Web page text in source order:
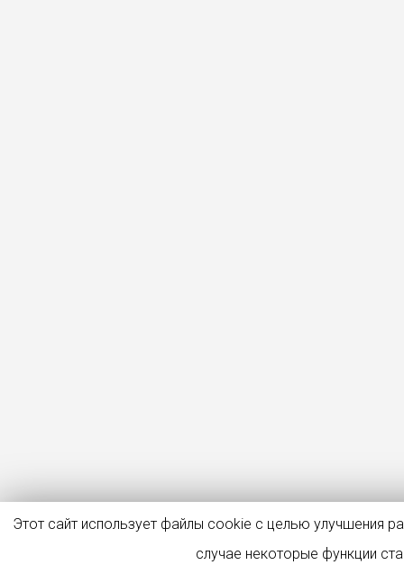
Этот сайт использует файлы cookie с целью улучшения
случае некоторые функции